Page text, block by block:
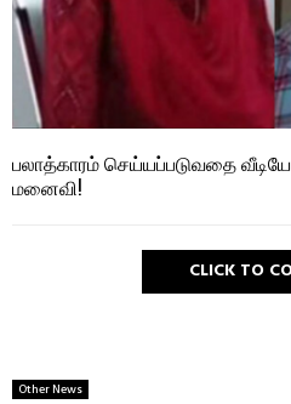
பலாத்காரம் செய்யப்படுவதை
மனைவி!
CLICK TO
Other News